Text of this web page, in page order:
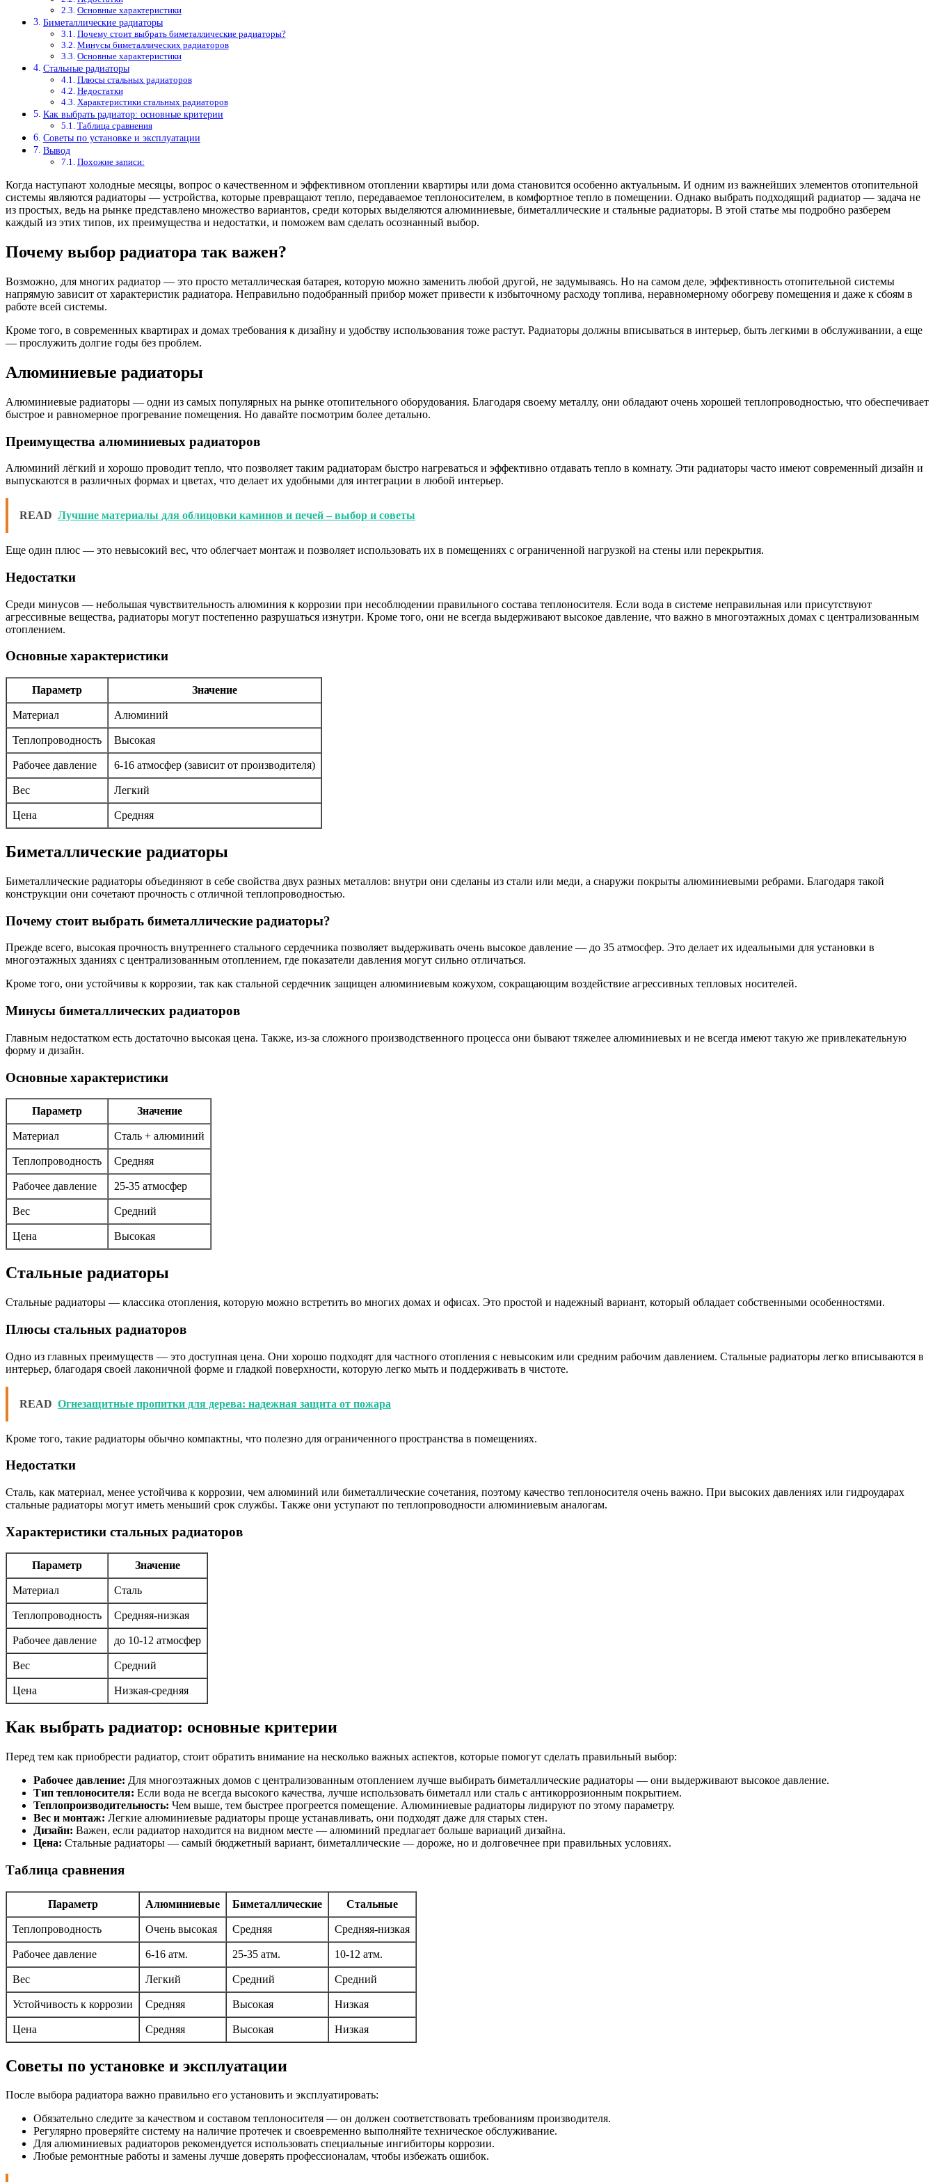
Основные характеристики
Биметаллические радиаторы
Почему стоит выбрать биметаллические радиаторы?
Минусы биметаллических радиаторов
Основные характеристики
Стальные радиаторы
Плюсы стальных радиаторов
Недостатки
Характеристики стальных радиаторов
Как выбрать радиатор: основные критерии
Таблица сравнения
Советы по установке и эксплуатации
Вывод
Похожие записи:
Когда наступают холодные месяцы, вопрос о качественном и эффективном отоплении квартиры или дома становится особенно актуальным. И одним из важнейших элементов отопительной
системы являются радиаторы — устройства, которые превращают тепло, передаваемое теплоносителем, в комфортное тепло в помещении. Однако выбрать подходящий радиатор — задача не
из простых, ведь на рынке представлено множество вариантов, среди которых выделяются алюминиевые, биметаллические и стальные радиаторы. В этой статье мы подробно разберем
каждый из этих типов, их преимущества и недостатки, и поможем вам сделать осознанный выбор.
Почему выбор радиатора так важен?
Возможно, для многих радиатор — это просто металлическая батарея, которую можно заменить любой другой, не задумываясь. Но на самом деле, эффективность отопительной системы
напрямую зависит от характеристик радиатора. Неправильно подобранный прибор может привести к избыточному расходу топлива, неравномерному обогреву помещения и даже к сбоям в
работе всей системы.
Кроме того, в современных квартирах и домах требования к дизайну и удобству использования тоже растут. Радиаторы должны вписываться в интерьер, быть легкими в обслуживании, а еще
— прослужить долгие годы без проблем.
Алюминиевые радиаторы
Алюминиевые радиаторы — одни из самых популярных на рынке отопительного оборудования. Благодаря своему металлу, они обладают очень хорошей теплопроводностью, что обеспечивает
быстрое и равномерное прогревание помещения. Но давайте посмотрим более детально.
Преимущества алюминиевых радиаторов
Алюминий лёгкий и хорошо проводит тепло, что позволяет таким радиаторам быстро нагреваться и эффективно отдавать тепло в комнату. Эти радиаторы часто имеют современный дизайн и
выпускаются в различных формах и цветах, что делает их удобными для интеграции в любой интерьер.
READ Лучшие материалы для облицовки каминов и печей – выбор и советы
Еще один плюс — это невысокий вес, что облегчает монтаж и позволяет использовать их в помещениях с ограниченной нагрузкой на стены или перекрытия.
Недостатки
Среди минусов — небольшая чувствительность алюминия к коррозии при несоблюдении правильного состава теплоносителя. Если вода в системе неправильная или присутствуют
агрессивные вещества, радиаторы могут постепенно разрушаться изнутри. Кроме того, они не всегда выдерживают высокое давление, что важно в многоэтажных домах с централизованным
отоплением.
Основные характеристики
Параметр Значение
Материал Алюминий
Теплопроводность Высокая
Рабочее давление 6-16 атмосфер (зависит от производителя)
Вес Легкий
Цена Средняя
Биметаллические радиаторы
Биметаллические радиаторы объединяют в себе свойства двух разных металлов: внутри они сделаны из стали или меди, а снаружи покрыты алюминиевыми ребрами. Благодаря такой
конструкции они сочетают прочность с отличной теплопроводностью.
Почему стоит выбрать биметаллические радиаторы?
Прежде всего, высокая прочность внутреннего стального сердечника позволяет выдерживать очень высокое давление — до 35 атмосфер. Это делает их идеальными для установки в
многоэтажных зданиях с централизованным отоплением, где показатели давления могут сильно отличаться.
Кроме того, они устойчивы к коррозии, так как стальной сердечник защищен алюминиевым кожухом, сокращающим воздействие агрессивных тепловых носителей.
Минусы биметаллических радиаторов
Главным недостатком есть достаточно высокая цена. Также, из-за сложного производственного процесса они бывают тяжелее алюминиевых и не всегда имеют такую же привлекательную
форму и дизайн.
Основные характеристики
Параметр Значение
Материал Сталь + алюминий
Теплопроводность Средняя
Рабочее давление 25-35 атмосфер
Вес Средний
Цена Высокая
Стальные радиаторы
Стальные радиаторы — классика отопления, которую можно встретить во многих домах и офисах. Это простой и надежный вариант, который обладает собственными особенностями.
Плюсы стальных радиаторов
Одно из главных преимуществ — это доступная цена. Они хорошо подходят для частного отопления с невысоким или средним рабочим давлением. Стальные радиаторы легко вписываются в
интерьер, благодаря своей лаконичной форме и гладкой поверхности, которую легко мыть и поддерживать в чистоте.
READ Огнезащитные пропитки для дерева: надежная защита от пожара
Кроме того, такие радиаторы обычно компактны, что полезно для ограниченного пространства в помещениях.
Недостатки
Сталь, как материал, менее устойчива к коррозии, чем алюминий или биметаллические сочетания, поэтому качество теплоносителя очень важно. При высоких давлениях или гидроударах
стальные радиаторы могут иметь меньший срок службы. Также они уступают по теплопроводности алюминиевым аналогам.
Характеристики стальных радиаторов
Параметр Значение
Материал Сталь
Теплопроводность Средняя-низкая
Рабочее давление до 10-12 атмосфер
Вес Средний
Цена Низкая-средняя
Как выбрать радиатор: основные критерии
Перед тем как приобрести радиатор, стоит обратить внимание на несколько важных аспектов, которые помогут сделать правильный выбор:
Рабочее давление: Для многоэтажных домов с централизованным отоплением лучше выбирать биметаллические радиаторы — они выдерживают высокое давление.
Тип теплоносителя: Если вода не всегда высокого качества, лучше использовать биметалл или сталь с антикоррозионным покрытием.
Теплопроизводительность: Чем выше, тем быстрее прогреется помещение. Алюминиевые радиаторы лидируют по этому параметру.
Вес и монтаж: Легкие алюминиевые радиаторы проще устанавливать, они подходят даже для старых стен.
Дизайн: Важен, если радиатор находится на видном месте — алюминий предлагает больше вариаций дизайна.
Цена: Стальные радиаторы — самый бюджетный вариант, биметаллические — дороже, но и долговечнее при правильных условиях.
Таблица сравнения
Параметр Алюминиевые Биметаллические Стальные
Теплопроводность Очень высокая Средняя Средняя-низкая
Рабочее давление 6-16 атм. 25-35 атм. 10-12 атм.
Вес Легкий Средний Средний
Устойчивость к коррозии Средняя Высокая Низкая
Цена Средняя Высокая Низкая
Советы по установке и эксплуатации
После выбора радиатора важно правильно его установить и эксплуатировать:
Обязательно следите за качеством и составом теплоносителя — он должен соответствовать требованиям производителя.
Регулярно проверяйте систему на наличие протечек и своевременно выполняйте техническое обслуживание.
Для алюминиевых радиаторов рекомендуется использовать специальные ингибиторы коррозии.
Любые ремонтные работы и замены лучше доверять профессионалам, чтобы избежать ошибок.